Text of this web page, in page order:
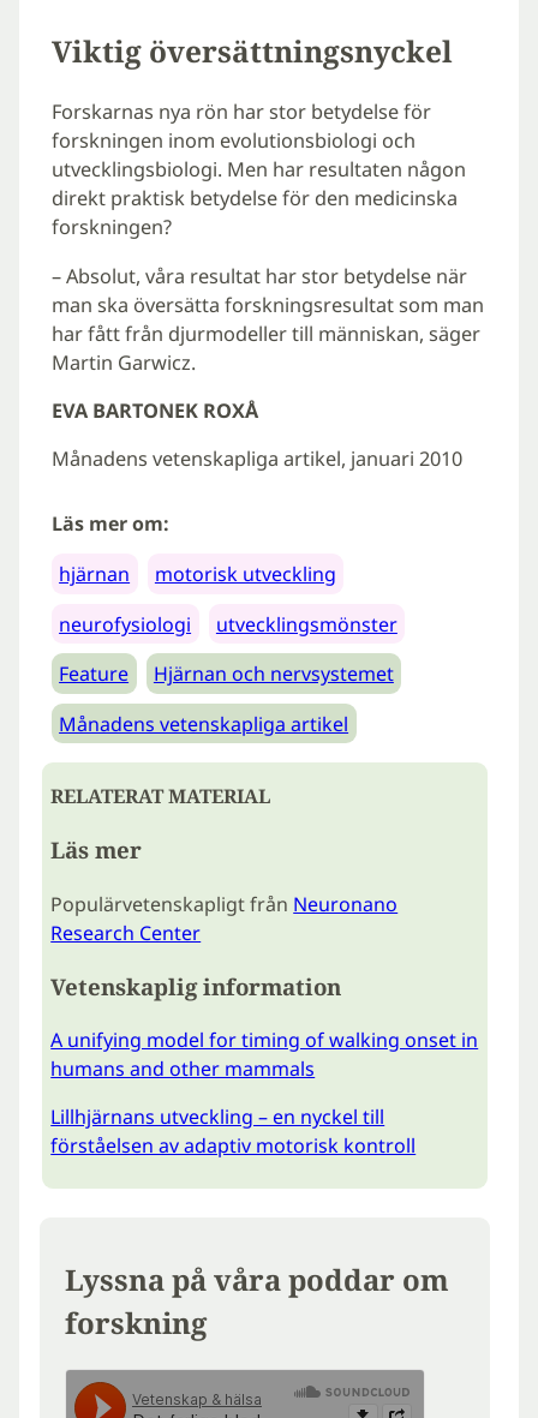
Viktig översättningsnyckel
Forskarnas nya rön har stor betydelse för
forskningen inom evolutionsbiologi och
utvecklingsbiologi. Men har resultaten någon
direkt praktisk betydelse för den medicinska
forskningen?
– Absolut, våra resultat har stor betydelse när
man ska översätta forskningsresultat som man
har fått från djurmodeller till människan, säger
Martin Garwicz.
EVA BARTONEK ROXÅ
Månadens vetenskapliga artikel, januari 2010
Läs mer om:
hjärnan
motorisk utveckling
neurofysiologi
utvecklingsmönster
Feature
Hjärnan och nervsystemet
Månadens vetenskapliga artikel
RELATERAT MATERIAL
Läs mer
Populärvetenskapligt från Neuronano
Research Center
Vetenskaplig information
A unifying model for timing of walking onset in
humans and other mammals
Lillhjärnans utveckling – en nyckel till
förståelsen av adaptiv motorisk kontroll
Lyssna på våra poddar om
forskning